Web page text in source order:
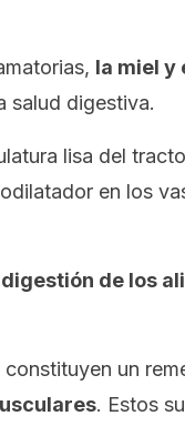
la miel y
salud digestiva.
lisa del
en los
de los
un
. Estos